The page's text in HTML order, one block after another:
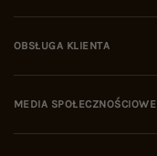
OBSŁUGA KLIENTA
MEDIA SPOŁECZNOŚCIOWE